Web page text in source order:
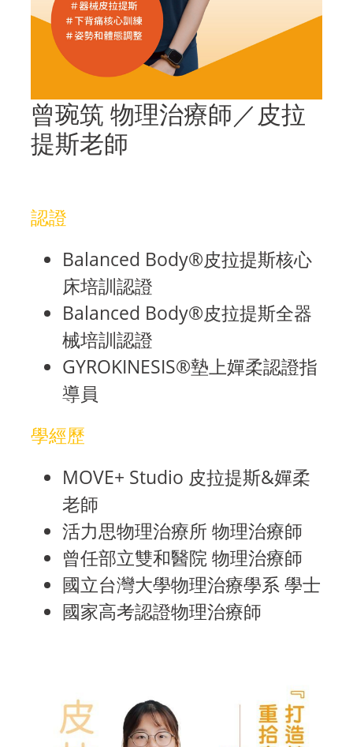
曾琬筑 物理治療師／皮拉
提斯老師
認證
Balanced Body®皮拉提斯核心
床培訓認證
Balanced Body®皮拉提斯全器
械培訓認證
GYROKINESIS®墊上嬋柔認證指
導員
學經歷
MOVE+ Studio 皮拉提斯&嬋柔
老師
活力思物理治療所 物理治療師
曾任部立雙和醫院 物理治療師
國立台灣大學物理治療學系 學士
國家高考認證物理治療師